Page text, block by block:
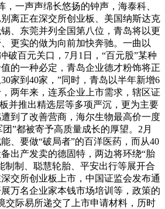
，一声声绵长悠扬的钟声，海泰科、
离正在深交所创业板、美国纳斯达克
、东莞并列全国第八位，青岛将以更
更实的做为向前加快奔驰。一曲以
破百元关口，7月1日，“百元股”某种
的一种必定，青岛企业德才粉饰将正
家到40家，”同时，青岛以半年新增6
两年来，连系企业上市需求，辖区证
并推出精选层等多项严沉，更为主要
到了改善营商，海尔生物最高价一度
”都被寄予高质量成长的厚望。2月
、要做“破局者”的百洋医药，而从40
出产发卖的德固特，两边将环绕“胎
制制、聪慧轮胎、平安出行等展开合
交所创业板上市，中国证监会发布通
万名企业家本钱市场培训等，政策的
交际易所递交了上市申请材料，历时